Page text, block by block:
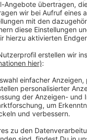
Wacken Open Air.
Wiebke Düsberg
mit über 500
Selbst im schrägsten
„NotAufnahme“: https://
eine E-Mail an:
vergessen
Geburt wird plötzlich